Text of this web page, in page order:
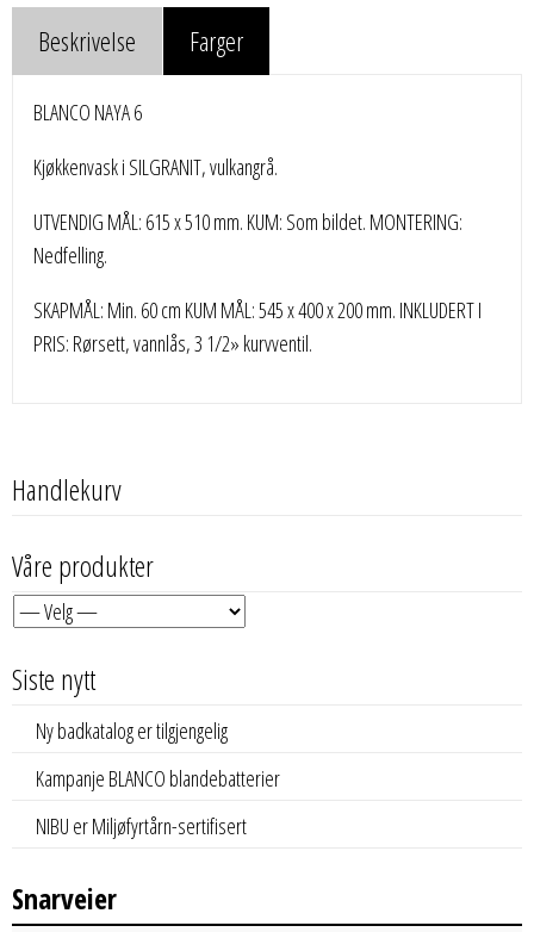
Beskrivelse Farger
BLANCO NAYA 6
Kjøkkenvask i SILGRANIT, vulkangrå.
UTVENDIG MÅL: 615 x 510 mm. KUM: Som bildet. MONTERING:
Nedfelling.
SKAPMÅL: Min. 60 cm KUM MÅL: 545 x 400 x 200 mm. INKLUDERT I
PRIS: Rørsett, vannlås, 3 1/2» kurvventil.
Handlekurv
Våre produkter
Siste nytt
Ny badkatalog er tilgjengelig
Kampanje BLANCO blandebatterier
NIBU er Miljøfyrtårn-sertifisert
Snarveier